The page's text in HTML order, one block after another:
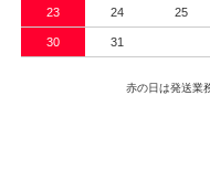
23 24 25
30 31
赤の日は発送業